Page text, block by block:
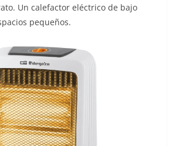
Un calefactor eléctrico de bajo
pequeños.